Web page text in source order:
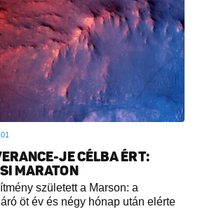
JE CÉLBA ÉRT:
MARATON
született a Marson: a
öt év és négy hónap után elérte